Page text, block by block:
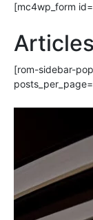
[mc4wp_form
[rom-sidebar-